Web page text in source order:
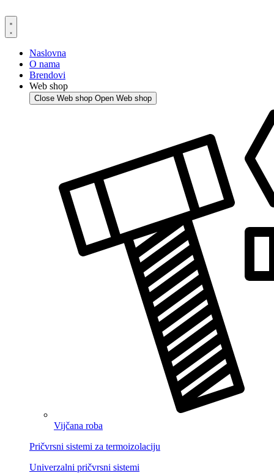
to
content
Naslovna
O nama
Brendovi
Web shop
Close Web shop Open Web shop
Vijčana roba
Pričvrsni sistemi za termoizolaciju
Univerzalni pričvrsni sistemi